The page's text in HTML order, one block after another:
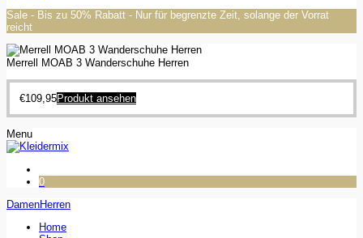
Sale - Bis zu 50% Rabatt - Nur für begrenzte Zeit, solange der Vorrat
reicht
Merrell MOAB 3 Wanderschuhe Herren
€109,95Produkt ansehen
Menu
0
DamenHerren
Home